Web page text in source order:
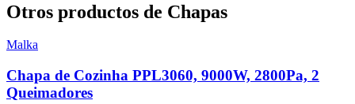
Otros productos de Chapas
Malka
Chapa de Cozinha PPL3060, 9000W, 2800Pa, 2
Queimadores